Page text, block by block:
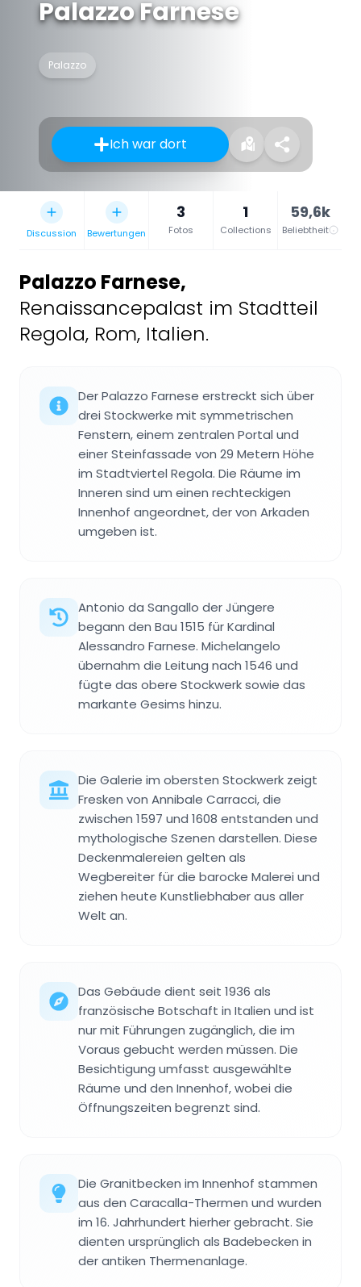
Palazzo Farnese
Palazzo
Ich war dort
Discussion Bewertungen
3
Fotos
1
Collections
59,6k
Beliebtheit
Palazzo Farnese,
Renaissancepalast im Stadtteil
Regola, Rom, Italien.
Der Palazzo Farnese erstreckt sich über
drei Stockwerke mit symmetrischen
Fenstern, einem zentralen Portal und
einer Steinfassade von 29 Metern Höhe
im Stadtviertel Regola. Die Räume im
Inneren sind um einen rechteckigen
Innenhof angeordnet, der von Arkaden
umgeben ist.
Antonio da Sangallo der Jüngere
begann den Bau 1515 für Kardinal
Alessandro Farnese. Michelangelo
übernahm die Leitung nach 1546 und
fügte das obere Stockwerk sowie das
markante Gesims hinzu.
Die Galerie im obersten Stockwerk zeigt
Fresken von Annibale Carracci, die
zwischen 1597 und 1608 entstanden und
mythologische Szenen darstellen. Diese
Deckenmalereien gelten als
Wegbereiter für die barocke Malerei und
ziehen heute Kunstliebhaber aus aller
Welt an.
Das Gebäude dient seit 1936 als
französische Botschaft in Italien und ist
nur mit Führungen zugänglich, die im
Voraus gebucht werden müssen. Die
Besichtigung umfasst ausgewählte
Räume und den Innenhof, wobei die
Öffnungszeiten begrenzt sind.
Die Granitbecken im Innenhof stammen
aus den Caracalla-Thermen und wurden
im 16. Jahrhundert hierher gebracht. Sie
dienten ursprünglich als Badebecken in
der antiken Thermenanlage.